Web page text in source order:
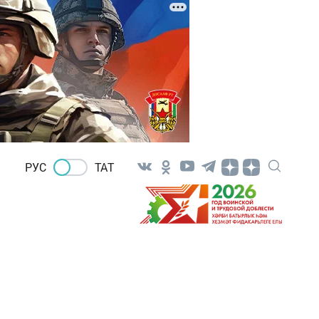
РУС ТАТ